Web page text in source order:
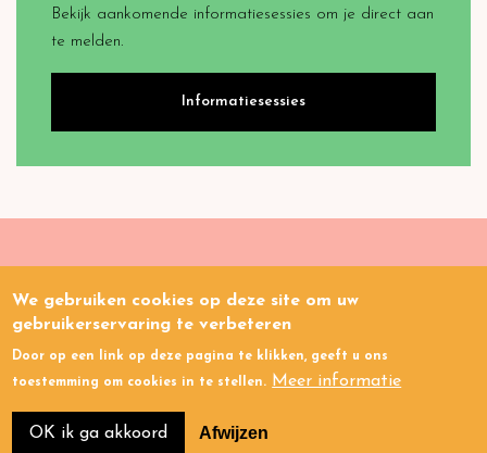
Bekijk aankomende informatiesessies om je direct aan
te melden.
Informatiesessies
Gezondheidskloof.nl
Links Privacy
We gebruiken cookies op deze site om uw
gebruikerservaring te verbeteren
Door op een link op deze pagina te klikken, geeft u ons
toestemming om cookies in te stellen.
Meer informatie
OK ik ga akkoord Afwijzen